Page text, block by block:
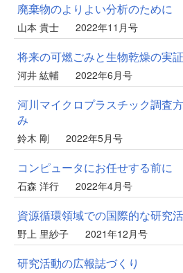
廃棄物のよりよい分析のために
山本 貴士 2022年11月号
将来の可燃ごみと生物乾燥の実
河井 紘輔 2022年6月号
河川マイクロプラスチック調査
み
鈴木 剛 2022年5月号
コンピュータにお任せする前に
石森 洋行 2022年4月号
資源循環領域での国際的な研究
野上 里紗子 2021年12月号
研究活動の広報誌づくり